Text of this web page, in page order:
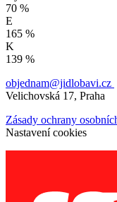
70 %
E
165 %
K
139 %
objednam@jidlobavi.cz
Velichovská 17, Praha
Zásady ochrany
Nastavení cookies